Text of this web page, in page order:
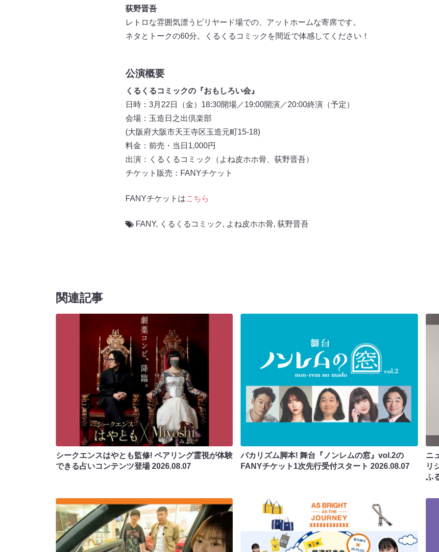
荻野晋吾
レトロな雰囲気漂うビリヤード場での、アットホームな寄席です。
ネタとトークの60分。くるくるコミックを間近で体感してください！
公演概要
くるくるコミックの『おもしろい会』
日時：3月22日（金）18:30開場／19:00開演／20:00終演（予定）
会場：玉造日之出倶楽部
(大阪府大阪市天王寺区玉造元町15-18)
料金：前売・当日1,000円
出演：くるくるコミック（よね皮ホホ骨、荻野晋吾）
チケット販売：FANYチケット
FANYチケットはこちら
FANY, くるくるコミック , よね皮ホホ骨, 荻野晋吾
関連記事
シークエンスはやとも監修! ペアリング霊視が体験
できる占いコンテンツ登場2026.08.07
バカリズム脚本! 舞台『ノンレムの窓』vol.2の
FANYチケット1次先行受付スタート2026.08.07
ニ
リ
ふ